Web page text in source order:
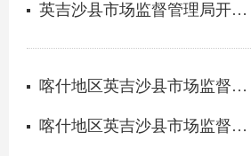
英吉沙县市场监督管理局开展药品经营、使用单位监督检查情况公示
喀什地区英吉沙县市场监督管理局食品安全“你点我检”专项监督抽检信息公告
喀什地区英吉沙县市场监督管理局食品安全监督抽检信息公告